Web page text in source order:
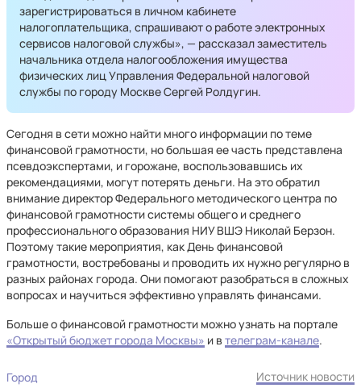
зарегистрироваться в личном кабинете
налогоплательщика, спрашивают о работе электронных
сервисов налоговой службы», — рассказал заместитель
начальника отдела налогообложения имущества
физических лиц Управления Федеральной налоговой
службы по городу Москве Сергей Ролдугин.
Сегодня в сети можно найти много информации по теме
финансовой грамотности, но большая ее часть представлена
псевдоэкспертами, и горожане, воспользовавшись их
рекомендациями, могут потерять деньги. На это обратил
внимание директор Федерального методического центра по
финансовой грамотности системы общего и среднего
профессионального образования НИУ ВШЭ Николай Берзон.
Поэтому такие мероприятия, как День финансовой
грамотности, востребованы и проводить их нужно регулярно в
разных районах города. Они помогают разобраться в сложных
вопросах и научиться эффективно управлять финансами.
Больше о финансовой грамотности можно узнать на портале
«Открытый бюджет города Москвы» и в телеграм-канале.
Город Источник новости